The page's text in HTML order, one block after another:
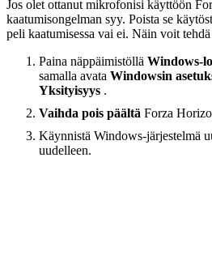
Jos olet ottanut mikrofonisi käyttöön
kaatumisongelman syy. Poista se
peli kaatumisessa vai ei. Näin voit tehdä
Paina näppäimistöllä Windows-
samalla avata Windowsin
Yksityisyys .
Vaihda pois päältä Forza
Käynnistä Windows-järjestelmä
uudelleen.